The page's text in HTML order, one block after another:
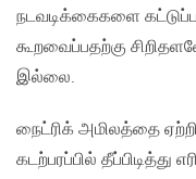
நடவடிக்கைகளை
கூறவைப்பதற்கு
இல்லை.
நைட்ரிக் அமிலத்தை
கடற்பரப்பில் தீப்பிடித்து